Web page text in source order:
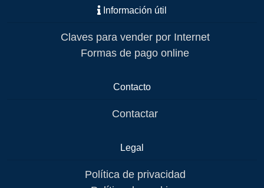
Información útil
Claves para vender por Internet
Formas de pago online
Contacto
Contactar
Legal
Política de privacidad